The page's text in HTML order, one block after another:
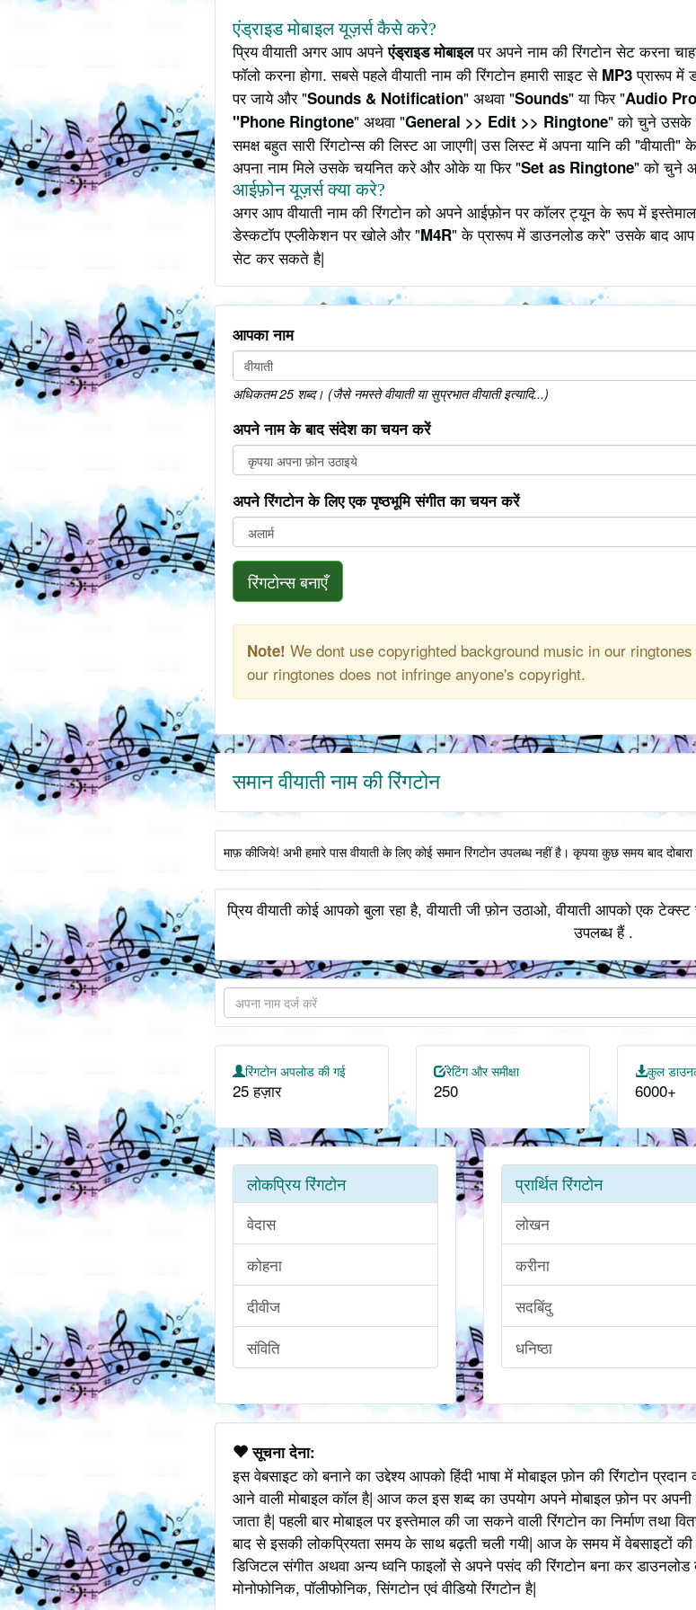
एंड्राइड मोबाइल यूज़र्स कैसे करे?
प्रिय वीयाती अगर आप अपनेएंड्राइड मोबाइलपर अपने नाम की रिंगटोन सेट करना
फॉलो करना होगा. सबसे पहले वीयाती नाम की रिंगटोन हमारी साइट से MP3प्रारूप में
पर जाये और "Sounds & Notification" अथवा "Sounds" या फिर "Audio
"Phone Ringtone" अथवा "General >> Edit >> Ringtone" को चुने उसके
समक्ष बहुत सारी रिंगटोन्स की लिस्ट आ जाएगी| उस लिस्ट में अपना यानि की
अपना नाम मिले उसके चयनित करे और ओके या फिर "Set as Ringtone" को चुने
आईफ़ोन यूज़र्स क्या करे?
अगर आप वीयाती नाम की रिंगटोन को अपने आईफ़ोन पर कॉलर ट्यून के रूप में
डेस्कटॉप एप्लीकेशन पर खोले और "M4R" के प्रारूप में डाउनलोड करे" उसके बाद
सेट कर सकते है|
आपका नाम
अधिकतम 25 शब्द। (जैसे नमस्ते वीयाती या सुप्रभात वीयाती इत्यादि...)
अपने नाम के बाद संदेश का चयन करें
अपने रिंगटोन के लिए एक पृष्ठभूमि संगीत का चयन करें
रिंगटोन्स बनाएँ
Note! We dont use copyrighted background music in our
our ringtones does not infringe anyone's copyright.
समान वीयाती नाम की रिंगटोन
माफ़ कीजिये! अभी हमारे पास वीयाती के लिए कोई समान रिंगटोन उपलब्ध नहीं है। कृपया कुछ समय बाद
प्रिय वीयाती कोई आपको बुला रहा है, वीयाती जी फ़ोन उठाओ, वीयाती आपको एक
उपलब्ध हैं .
रिंगटोन अपलोड की गई
25 हज़ार
रेटिंग और समीक्षा
250
कुल
6000+
लोकप्रिय रिंगटोन
वेदास
कोहना
दीवीज
संविति
प्रार्थित रिंगटोन
लोखन
करीना
सदबिंदु
धनिष्ठा
सूचना देना:
इस वेबसाइट को बनाने का उद्देश्य आपको हिंदी भाषा में मोबाइल फ़ोन की रिंगटोन
आने वाली मोबाइल कॉल है| आज कल इस शब्द का उपयोग अपने मोबाइल फ़ोन पर
जाता है| पहली बार मोबाइल पर इस्तेमाल की जा सकने वाली रिंगटोन का निर्माण
बाद से इसकी लोकप्रियता समय के साथ बढ़ती चली गयी| आज के समय में वेबसाइटों की
डिजिटल संगीत अथवा अन्य ध्वनि फाइलों से अपने पसंद की रिंगटोन बना कर
मोनोफोनिक, पॉलीफोनिक, सिंगटोन एवं वीडियो रिंगटोन है|